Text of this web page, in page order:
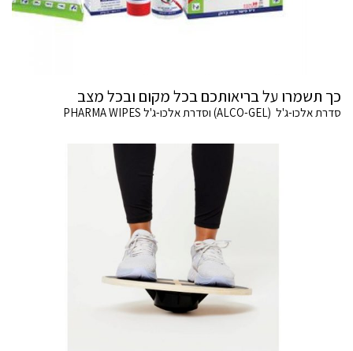
כך תשמרו על בריאותכם בכל מקום ובכל מצב
סדרת אלכו-ג'ל (ALCO-GEL) וסדרת אלכו-ג'ל PHARMA WIPES